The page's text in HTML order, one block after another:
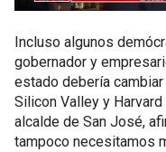
Incluso algunos
gobernador y
estado debería cambiar
Silicon Valley y
alcalde de San José,
tampoco necesitamos